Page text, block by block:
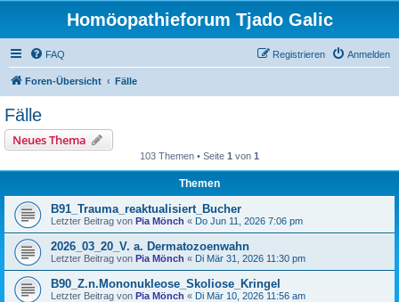
Homöopathieforum Tjado Galic
FAQ Anmelden
Registrieren
Foren-Übersicht Fälle
Fälle
Neues Thema
103 Themen • Seite 1 von 1
Themen
B91_Trauma_reaktualisiert_Bucher
Letzter Beitrag von Pia Mönch « Do Jun 11, 2026 7:06 pm
2026_03_20_V. a. Dermatozoenwahn
Letzter Beitrag von Pia Mönch « Di Mär 31, 2026 11:30 pm
B90_Z.n.Mononukleose_Skoliose_Kringel
Letzter Beitrag von Pia Mönch « Di Mär 10, 2026 11:56 am